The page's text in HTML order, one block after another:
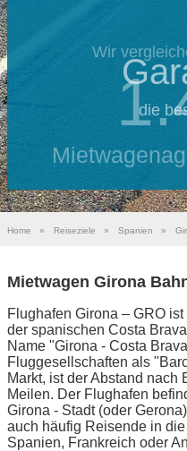
Wir
die
Home » Reiseziele » Spanien »
Mietwagen Girona
Flughafen Girona – GRO
der spanischen Costa
Name "Girona - Costa
Fluggesellschaften als
Markt, ist der Abstand nach
Meilen. Der Flughafen
Girona - Stadt (oder
auch häufig Reisende in
Spanien, Frankreich oder